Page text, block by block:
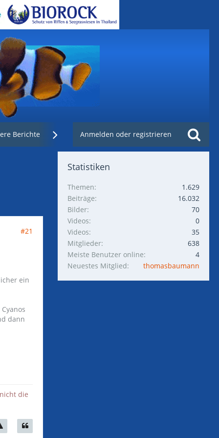
Berichte Weblinks Nachzuchtenregister.de
Anmelden oder registrieren
#21
ein
dann
die
Statistiken
Themen
1.629
Beiträge
16.032
Bilder
70
Videos
0
Videos
35
Mitglieder
638
Meiste Benutzer online
4
Neuestes Mitglied
thomasbaumann